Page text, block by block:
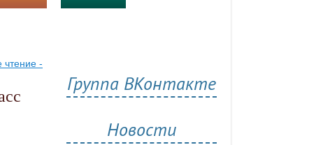
чтение -
Группа ВКонтакте
Новости